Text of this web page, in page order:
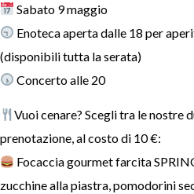
Sabato 9 maggio
Enoteca aperta dalle 18 per
(disponibili tutta la serata)
Concerto alle 20
Vuoi cenare? Scegli tra le nostre
prenotazione, al costo di 10 €:
Focaccia gourmet farcita
zucchine alla piastra, pomodorini